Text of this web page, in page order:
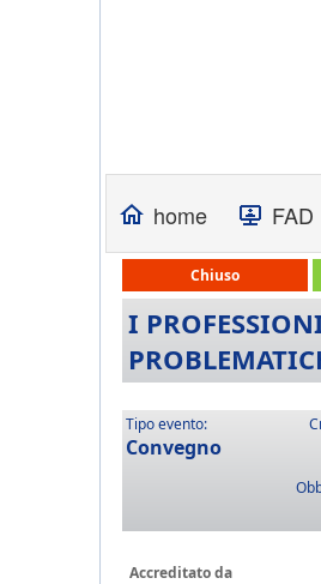
home FAD
Chiuso
I
Tipo evento:
Convegno
Accreditato da